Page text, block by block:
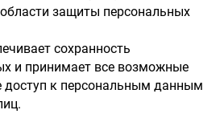
защиты персональных
сохранность
и принимает все возможные
к персональным данным